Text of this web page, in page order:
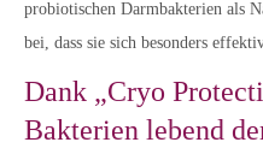
probiotischen Darmbakterien als
bei, dass sie sich besonders
Dank „Cryo
Bakterien lebend